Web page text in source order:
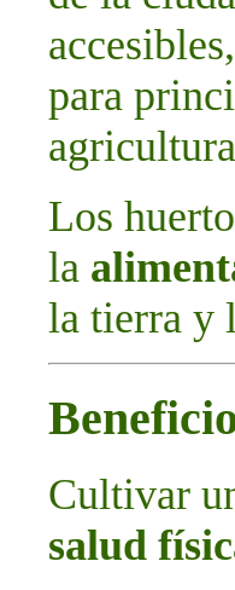
para
Los
la
la tierra y
Cultivar
salud